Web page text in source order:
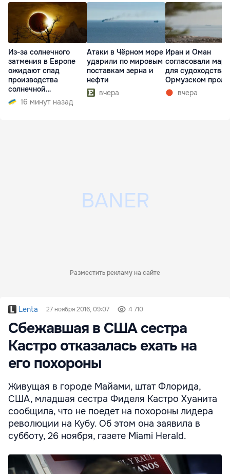
Из-за солнечного
затмения в Европе
ожидают спад
производства
солнечной
электроэнергии
16 минут назад
Атаки в Чёрном море
ударили по мировым
поставкам зерна и
нефти
вчера
Иран и Оман
согласовали
для судоходства
Ормузском
вчера
Разместить рекламу на сайте
Lenta 27 ноября 2016, 09:07 4 710
Сбежавшая в США сестра
Кастро отказалась ехать на
его похороны
Живущая в городе Майами, штат Флорида,
США, младшая сестра Фиделя Кастро Хуанита
сообщила, что не поедет на похороны лидера
революции на Кубу. Об этом она заявила в
субботу, 26 ноября, газете Miami Herald.